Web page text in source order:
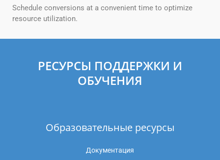
Schedule conversions at a convenient time to optimize
resource utilization.
РЕСУРСЫ ПОДДЕРЖКИ И
ОБУЧЕНИЯ
Образовательные ресурсы
Документация